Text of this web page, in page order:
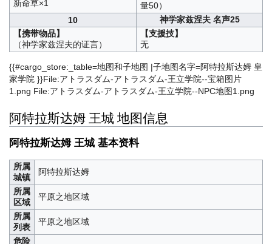
新命草×1
量50）
10
神学家兹涅夫 名声25
【携带物品】
（神学家兹涅夫的证言）
【支援技】
无
{{#cargo_store:_table=地图和子地图 |子地图名字=阿特拉斯达姆 皇
家学院 }}File:アトラスダム-アトラスダム-王立学院--宝箱图片
1.png File:アトラスダム-アトラスダム-王立学院--NPC地图1.png
阿特拉斯达姆 王城 地图信息
阿特拉斯达姆 王城 基本资料
所属
城镇
阿特拉斯达姆
所属
区域
平原之地区域
所属
列表
平原之地区域
危险